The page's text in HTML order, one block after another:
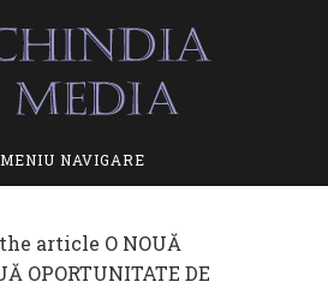
MENIU NAVIGARE